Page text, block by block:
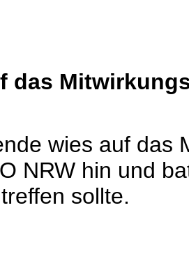
das
wies auf das
NRW hin und
sollte.